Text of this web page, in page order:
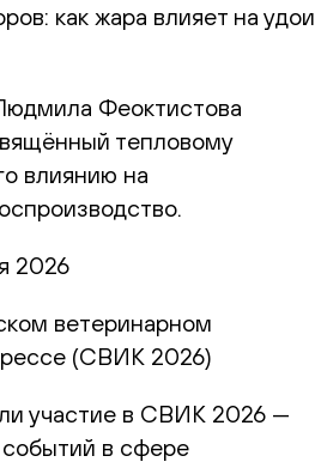
как жара влияет на удои
Феоктистова
тепловому
влиянию на
2026
ветеринарном
(СВИК 2026)
участие в СВИК 2026 —
в сфере